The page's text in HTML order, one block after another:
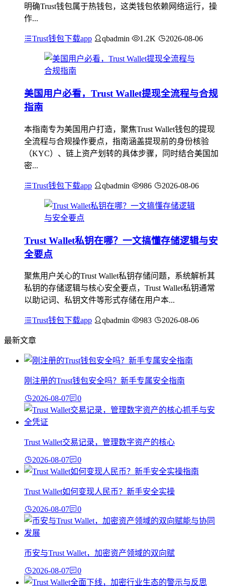
明确Trust钱包属于热钱包，这类钱包依赖网络运行，操
作...
Trust钱包下载app qbadmin 1.2K 2026-08-06
美国用户必看，Trust Wallet提现全流程与合规
指南
本指南专为美国用户打造，聚焦Trust Wallet钱包的提现
全流程与合规操作要点，指南涵盖提现前的身份核验
（KYC）、链上资产划转的具体步骤，同时结合美国加
密...
Trust钱包下载app qbadmin 986 2026-08-06
Trust Wallet私钥在哪？一文搞懂存储逻辑与安
全要点
聚焦用户关心的Trust Wallet私钥存储问题，系统解析其
私钥的存储逻辑与核心安全要点，Trust Wallet私钥通常
以助记词、私钥文件等形式存储在用户本...
Trust钱包下载app qbadmin 983 2026-08-06
最新文章
刚注册的Trust钱包安全吗？新手专属安全指南
2026-08-07 0
Trust Wallet交易记录，管理数字资产的核心
2026-08-07 0
Trust Wallet如何变现人民币？新手安全实操
2026-08-07 0
币安与Trust Wallet，加密资产领域的双向赋
2026-08-07 0